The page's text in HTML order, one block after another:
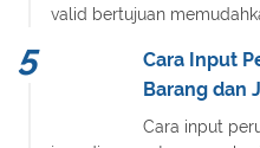
valid bertujuan
Cara Input
Barang dan
Cara input